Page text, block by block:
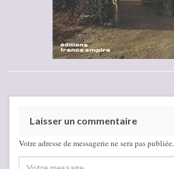
Laisser un commentaire
Votre adresse de messagerie ne sera pas publiée.